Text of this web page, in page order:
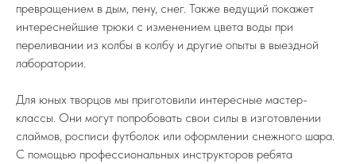
превращением в дым, пену, снег. Также ведущий покажет
интереснейшие трюки с изменением цвета воды при
переливании из колбы в колбу и другие опыты в выездной
лаборатории.
Для юных творцов мы приготовили интересные мастер-
классы. Они могут попробовать свои силы в изготовлении
слаймов, росписи футболок или оформлении снежного шара.
С помощью профессиональных инструкторов ребята